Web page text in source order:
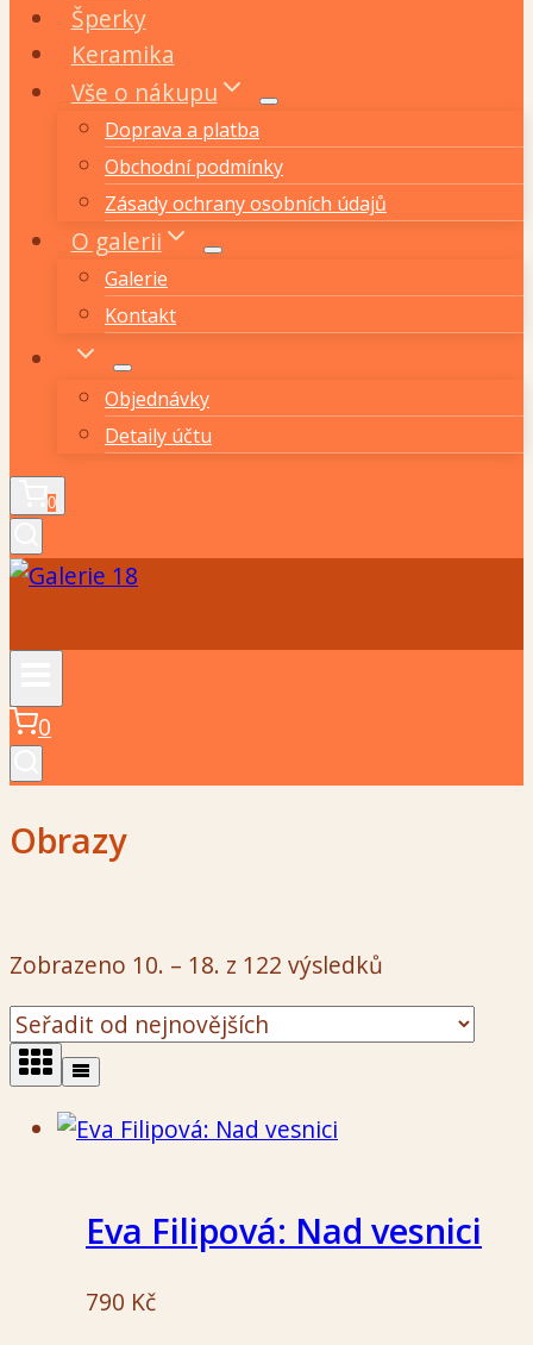
Šperky
Keramika
Vše o nákupu
Doprava a platba
Obchodní podmínky
Zásady ochrany osobních údajů
O galerii
Galerie
Kontakt
Objednávky
Detaily účtu
0
0
Obrazy
Zobrazeno 10. – 18. z 122 výsledků
od
nejnovějších
Eva Filipová: Nad vesnici
790 Kč